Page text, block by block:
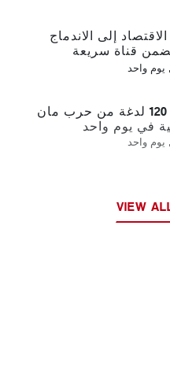
إلى الاندماج
قناة سريعة
يوم واحد
تم تسجيل 120 لدغة من حرب مان
في يوم واحد
يوم واحد
VIEW